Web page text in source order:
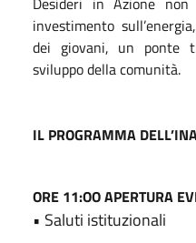
investimento
dei giovani, un ponte
sviluppo della comunità.
IL PROGRAMMA
ORE 11:OO APERTURA
• Saluti istituzionali